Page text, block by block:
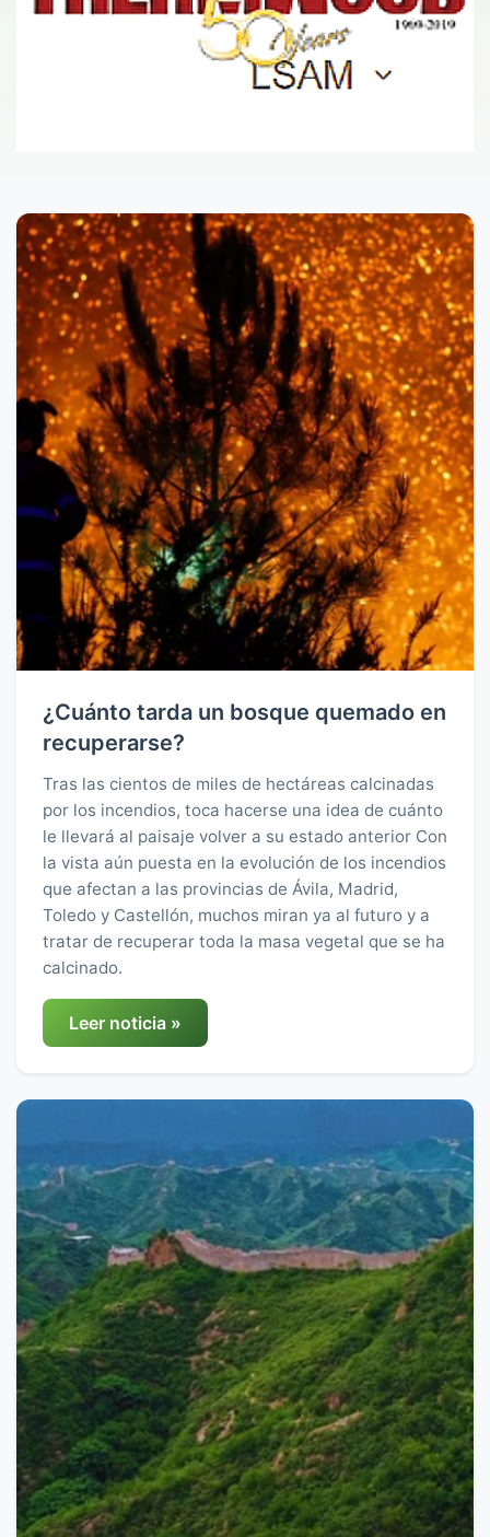
¿Cuánto tarda un bosque quemado en
recuperarse?
Tras las cientos de miles de hectáreas calcinadas
por los incendios, toca hacerse una idea de cuánto
le llevará al paisaje volver a su estado anterior Con
la vista aún puesta en la evolución de los incendios
que afectan a las provincias de Ávila, Madrid,
Toledo y Castellón, muchos miran ya al futuro y a
tratar de recuperar toda la masa vegetal que se ha
calcinado.
Leer noticia »